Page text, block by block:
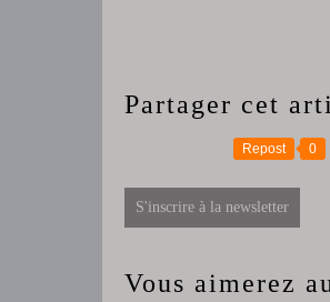
Partager cet
Repost 0
S'inscrire à la newsletter
Vous aimerez